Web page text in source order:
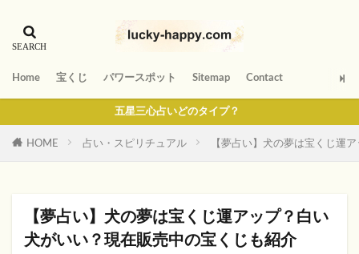
Home 宝くじ パワースポット Sitemap Contact
五星三心占いどのタイプ？
HOME 占い・スピリチュアル 【夢占い】犬の夢は宝くじ運
【夢占い】犬の夢は宝くじ運アップ？白い
犬がいい？現在販売中の宝くじも紹介